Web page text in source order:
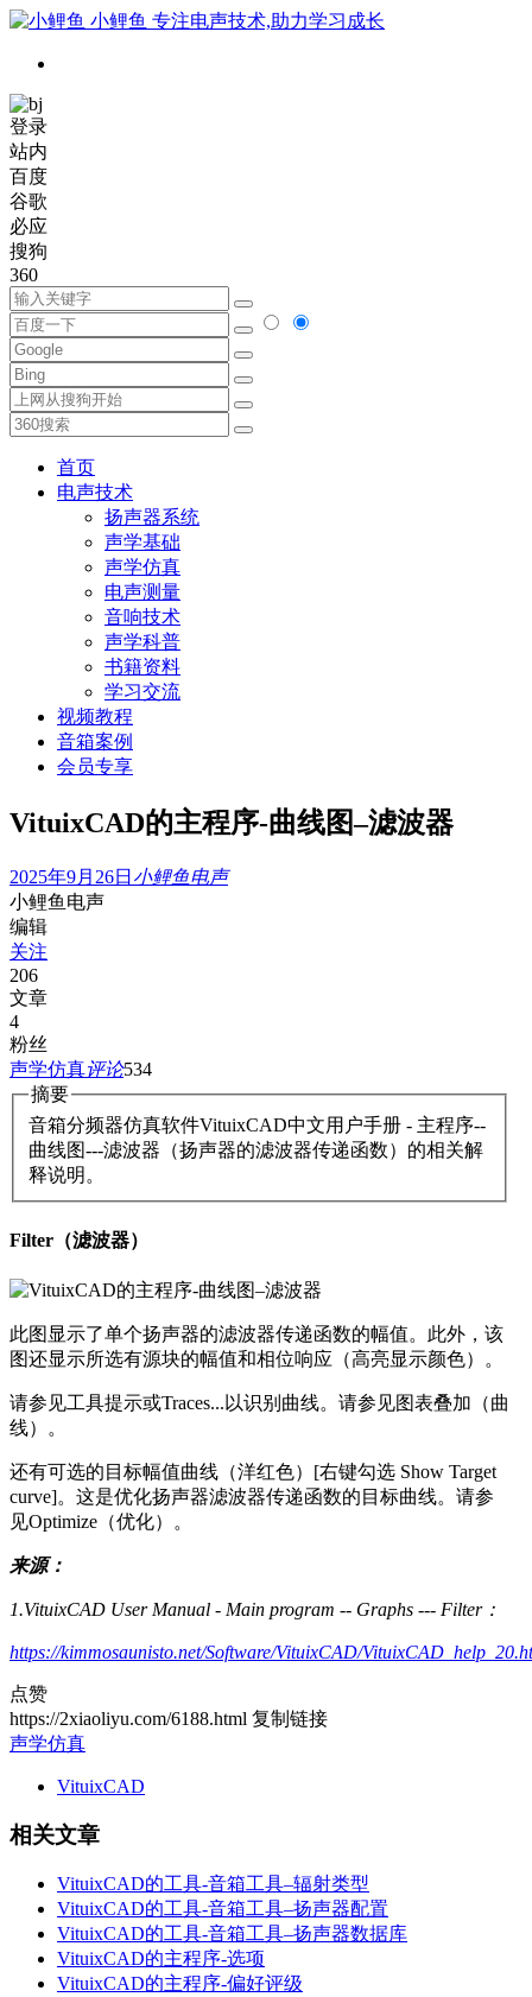
小鲤鱼 专注电声技术,助力学习成长
登录
站内
百度
谷歌
必应
搜狗
360
首页
电声技术
扬声器系统
声学基础
声学仿真
电声测量
音响技术
声学科普
书籍资料
学习交流
视频教程
音箱案例
会员专享
VituixCAD的主程序-曲线图–滤波器
2025年9月26日 小鲤鱼电声
小鲤鱼电声
编辑
关注
206
文章
4
粉丝
声学仿真评论534
摘要
音箱分频器仿真软件VituixCAD中文用户手册 - 主程序--
曲线图---滤波器（扬声器的滤波器传递函数）的相关解
释说明。
Filter（滤波器）
此图显示了单个扬声器的滤波器传递函数的幅值。此外，该
图还显示所选有源块的幅值和相位响应（高亮显示颜色）。
请参见工具提示或Traces...以识别曲线。请参见图表叠加（曲
线）。
还有可选的目标幅值曲线（洋红色）[右键勾选 Show Target
curve]。这是优化扬声器滤波器传递函数的目标曲线。请参
见Optimize（优化）。
来源：
1.VituixCAD User Manual - Main program -- Graphs --- Filter：
https://kimmosaunisto.net/Software/VituixCAD/
点赞
https://2xiaoliyu.com/6188.html 复制链接
声学仿真
VituixCAD
相关文章
VituixCAD的工具-音箱工具–辐射类型
VituixCAD的工具-音箱工具–扬声器配置
VituixCAD的工具-音箱工具–扬声器数据库
VituixCAD的主程序-选项
VituixCAD的主程序-偏好评级